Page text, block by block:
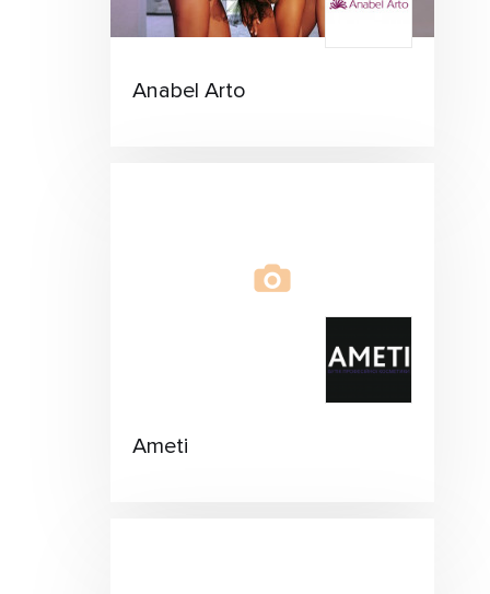
Anabel Arto
Ameti